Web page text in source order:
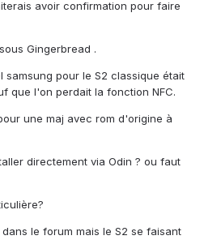
avoir confirmation pour faire
Gingerbread .
pour le S2 classique était
que l'on perdait la fonction NFC.
une maj avec rom d'origine à
directement via Odin ? ou faut
le forum mais le S2 se faisant